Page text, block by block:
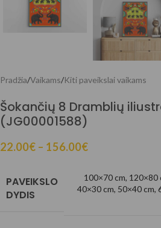
Pradžia/Vaikams/Kiti paveikslai vaikams
Šokančių 8 Dramblių
(JG00001588)
22.00€ – 156.00€
PAVEIKSLO
DYDIS
100×70 cm, 120×80
40×30 cm, 50×40 cm,